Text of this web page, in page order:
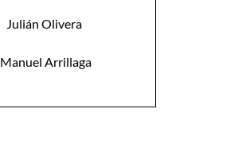
Julián Olivera
Manuel Arrillaga